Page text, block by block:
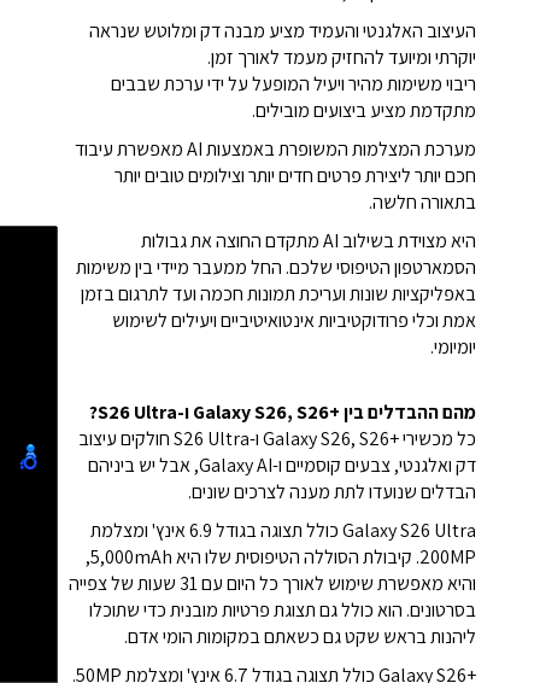
העיצוב האלגנטי והעמיד מציע מבנה דק ומלוטש שנראה
יוקרתי ומיועד להחזיק מעמד לאורך זמן.
ריבוי משימות מהיר ויעיל המופעל על ידי ערכת שבבים
מתקדמת מציע ביצועים מובילים.
מערכת המצלמות המשופרת באמצעות AI מאפשרת עיבוד
חכם יותר ליצירת פרטים חדים יותר וצילומים טובים יותר
בתאורה חלשה.
היא מצוידת בשילוב AI מתקדם החוצה את גבולות
הסמארטפון הטיפוסי שלכם. החל ממעבר מיידי בין משימות
באפליקציות שונות ועריכת תמונות חכמה ועד לתרגום בזמן
אמת וכלי פרודוקטיביות אינטואיטיביים ויעילים לשימוש
יומיומי.
מהם ההבדלים בין Galaxy S26, S26+‎ ו-S26 Ultra?
כל מכשירי Galaxy S26, S26+‎ ו-S26 Ultra חולקים עיצוב
דק ואלגנטי, צבעים קוסמיים ו-Galaxy AI, אבל יש ביניהם
הבדלים שנועדו לתת מענה לצרכים שונים.
Galaxy S26 Ultra כולל תצוגה בגודל 6.9 אינץ' ומצלמת
200MP. קיבולת הסוללה הטיפוסית שלו היא 5,000mAh,
והיא מאפשרת שימוש לאורך כל היום עם 31 שעות של צפייה
בסרטונים. הוא כולל גם תצוגת פרטיות מובנית כדי שתוכלו
ליהנות בראש שקט גם כשאתם במקומות הומי אדם.
Galaxy S26+‎ כולל תצוגה בגודל 6.7 אינץ' ומצלמת 50MP.